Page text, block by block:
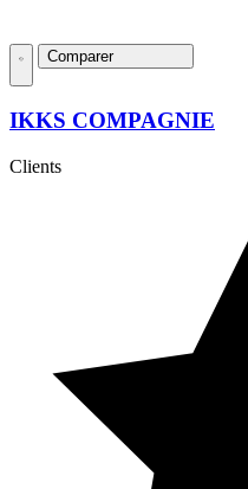
Comparer
IKKS COMPAGNIE
Clients